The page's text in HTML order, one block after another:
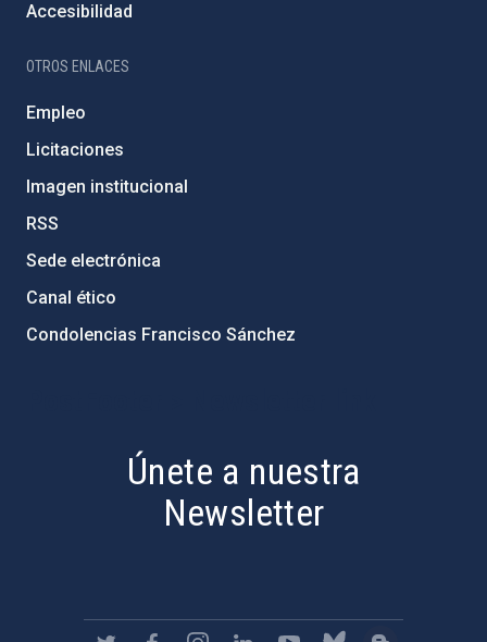
Accesibilidad
OTROS ENLACES
Empleo
Licitaciones
Imagen institucional
RSS
Sede electrónica
Canal ético
Condolencias Francisco Sánchez
Únete a nuestra
Newsletter